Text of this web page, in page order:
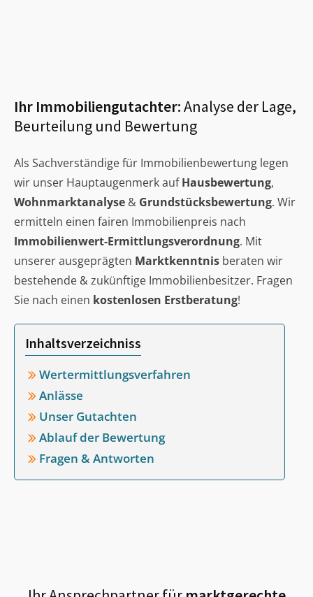
Ihr Immobiliengutachter:Analyse der Lage,
Beurteilung und Bewertung
Als Sachverständige für Immobilienbewertung legen
wir unser Hauptaugenmerk aufHausbewertung,
Wohnmarktanalyse & Grundstücksbewertung. Wir
ermitteln einen fairen Immobilienpreis nach
Immobilienwert-Ermittlungsverordnung. Mit
unserer ausgeprägten Marktkenntnis beraten wir
bestehende & zukünftige Immobilienbesitzer. Fragen
Sie nach einen kostenlosen Erstberatung!
Inhaltsverzeichniss
Wertermittlungsverfahren
Anlässe
Unser Gutachten
Ablauf der Bewertung
Fragen & Antworten